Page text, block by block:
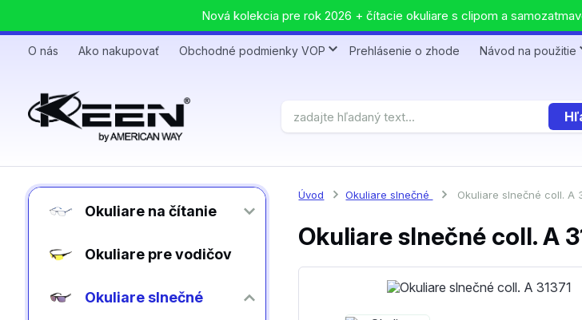
Nová kolekcia pre rok 2026 + čítacie okuliare s clipom a
O nás Ako nakupovať Obchodné podmienky VOP Prehlásenie o zhode Návod na použitie
Okuliare na čítanie
Okuliare pre vodičov
Okuliare slnečné
Úvod Okuliare slnečné Okuliare slnečné coll. A
Okuliare slnečné coll. A